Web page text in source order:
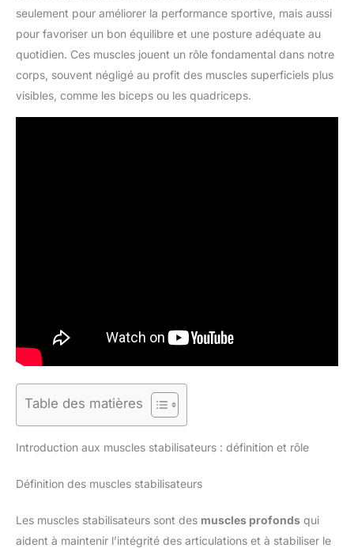
seulement pour améliorer la performance sportive, mais aussi
pour favoriser un bon équilibre et une posture adéquate au
quotidien. Ces muscles jouent un rôle fondamental dans notre
corps, souvent négligé au profit des muscles superficiels plus
visibles, comme les biceps ou les quadriceps.
Table des matières
Introduction aux muscles stabilisateurs : définition et rôle
Définition des muscles stabilisateurs
Les muscles stabilisateurs sont des muscles profonds qui
aident à maintenir l’intégrité des articulations et à stabiliser le